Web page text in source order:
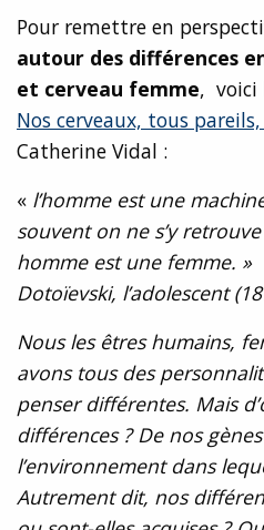
Pour remettre en
autour des différences
et cerveau femme, voici
Nos cerveaux, tous
Catherine Vidal :
« l’homme est une
souvent on ne s’y
homme est une femme. »
Dotoïevski, l’adolescent
Nous les êtres humains,
avons tous des
penser différentes. Mais
différences ? De nos
l’environnement dans
Autrement dit, nos